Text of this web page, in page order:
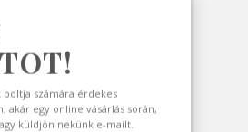
boltja számára érdekes
akár egy online vásárlás során,
küldjön nekünk e-mailt.